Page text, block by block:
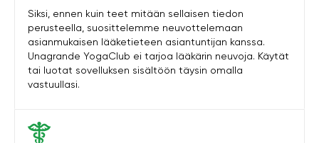
Siksi, ennen kuin teet mitään sellaisen tiedon
perusteella, suosittelemme neuvottelemaan
asianmukaisen lääketieteen asiantuntijan kanssa.
Unagrande YogaClub ei tarjoa lääkärin neuvoja. Käytät
tai luotat sovelluksen sisältöön täysin omalla
vastuullasi.